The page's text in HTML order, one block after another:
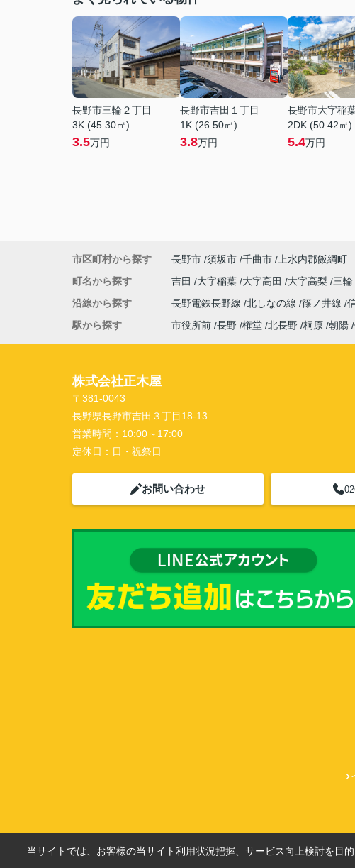
長野市三輪２丁目
3K (45.30㎡)
3.5万円
長野市吉田１丁目
1K (26.50㎡)
3.8万円
長野市大字稲
2DK (50.42㎡)
5.4万円
市区町村から探す 長野市 須坂市 千曲市
上水内郡飯綱町
町名から探す
吉田 大字稲葉 大字高田 大字高梨 三輪
沿線から探す
長野電鉄長野線 北しなの線 篠ノ井線
駅から探す
市役所前 長野 権堂 北長野 桐原 朝陽
株式会社正木屋
〒381-0043
長野県長野市吉田３丁目18-13
営業時間： 10:00～17:00
定休日： 日・祝祭日
お問い合わせ
当サイトでは、お客様の当サイト利用状況把握、サービス向上検討を目